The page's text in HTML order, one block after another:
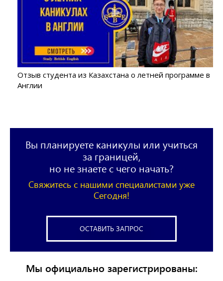
Отзыв студента из Казахстана о летней программе в
Англии
Вы планируете каникулы или учиться
за границей,
но не знаете с чего начать?
Свяжитесь с нашими специалистами уже
Сегодня!
ОСТАВИТЬ ЗАПРОС
Мы официально зарегистрированы: